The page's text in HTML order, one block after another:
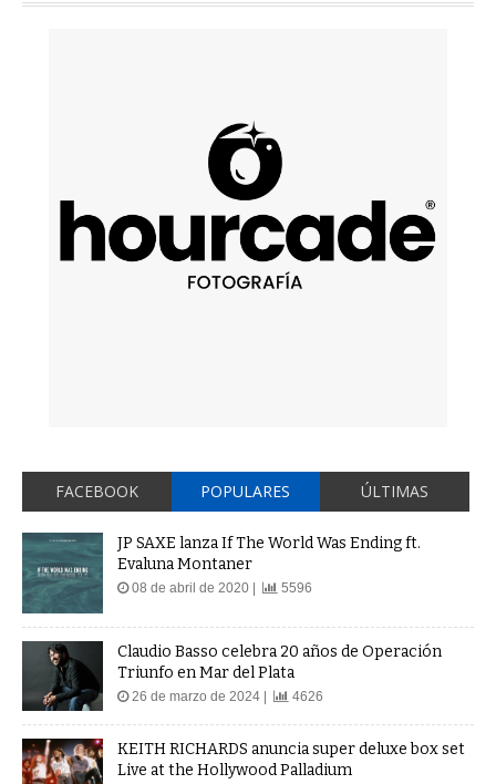
FACEBOOK POPULARES ÚLTIMAS
JP SAXE lanza If The World Was Ending ft.
Evaluna Montaner
08 de abril de 2020 | 5596
Claudio Basso celebra 20 años de Operación
Triunfo en Mar del Plata
26 de marzo de 2024 | 4626
KEITH RICHARDS anuncia super deluxe box set
Live at the Hollywood Palladium